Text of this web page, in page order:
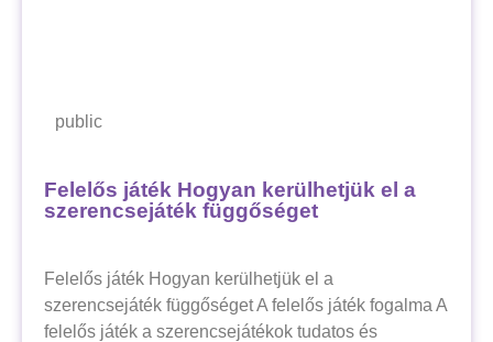
public
Felelős játék Hogyan kerülhetjük el a
szerencsejáték függőséget
Felelős játék Hogyan kerülhetjük el a
szerencsejáték függőséget A felelős játék fogalma A
felelős játék a szerencsejátékok tudatos és